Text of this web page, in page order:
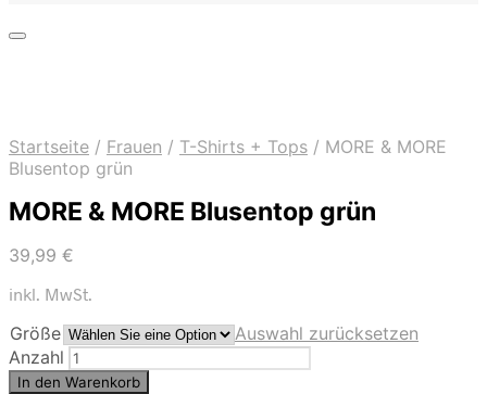
Startseite / Frauen / T-Shirts + Tops / MORE & MORE
Blusentop grün
MORE & MORE Blusentop grün
39,99 €
inkl. MwSt.
Größe
Auswahl zurücksetzen
Anzahl
In den Warenkorb